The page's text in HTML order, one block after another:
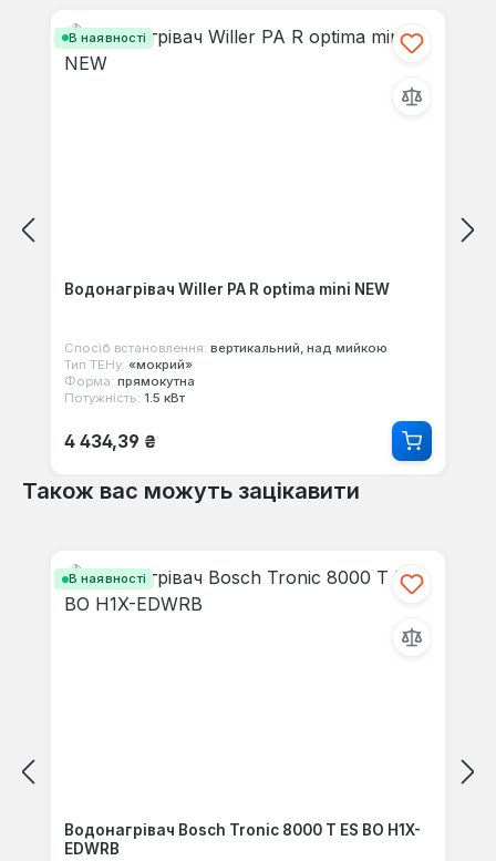
В наявності
Водонагрівач Willer PA R optima mini NEW
Спосіб встановлення: вертикальний, над мийкою
Тип ТЕНу: «мокрий»
Форма: прямокутна
Потужність: 1.5 кВт
Звичайна ціна:
4 434,39 ₴
Також вас можуть зацікавити
В наявності
Водонагрівач Bosch Tronic 8000 T ES BO H1X-
EDWRB